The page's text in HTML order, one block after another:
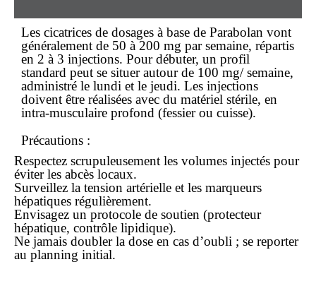
Les cicatrices de dosages à base de Parabolan vont
généralement de 50 à 200 mg par semaine, répartis
en 2 à 3 injections. Pour débuter, un profil
standard peut se situer autour de 100 mg/ semaine,
administré le lundi et le jeudi. Les injections
doivent être réalisées avec du matériel stérile, en
intra-musculaire profond (fessier ou cuisse).
Précautions :
Respectez scrupuleusement les volumes injectés pour
éviter les abcès locaux.
Surveillez la tension artérielle et les marqueurs
hépatiques régulièrement.
Envisagez un protocole de soutien (protecteur
hépatique, contrôle lipidique).
Ne jamais doubler la dose en cas d’oubli ; se reporter
au planning initial.